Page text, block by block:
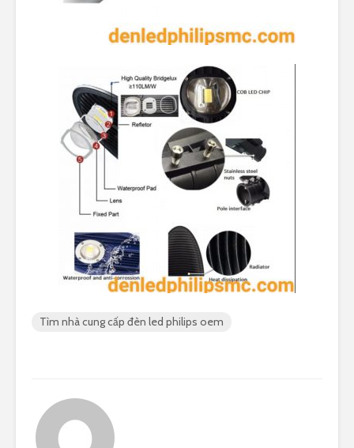
Tìm nhà cung cấp đèn led philips oem